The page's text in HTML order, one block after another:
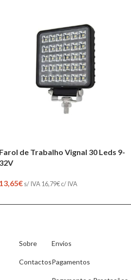
Farol de Trabalho Vignal 30 Leds 9-
32V
13,65€s/ IVA 16,79€c/ IVA
Sobre
Contactos
Envios
Pagamentos